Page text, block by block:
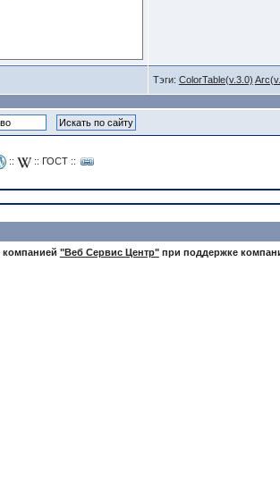
Тэги: ColorTable(v.3.0)
:: :: ГОСТ::
компанией "Веб Сервис Центр"при поддержке